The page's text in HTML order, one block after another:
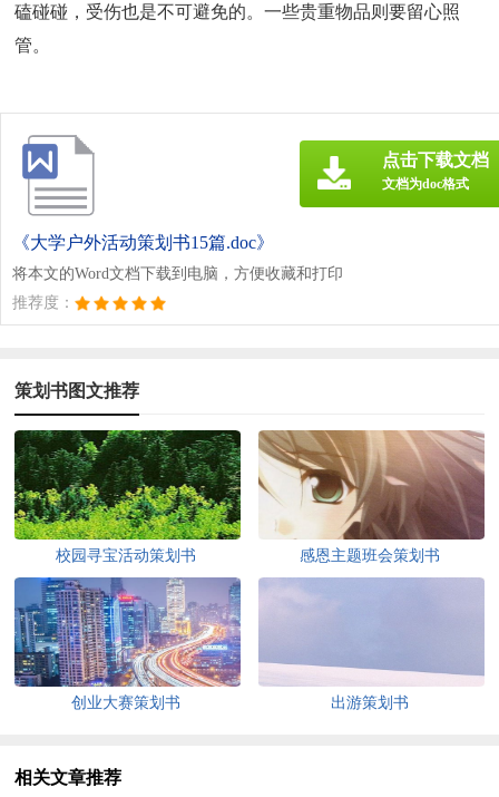
磕碰碰，受伤也是不可避免的。一些贵重物品则要留心照
管。
《大学户外活动策划书15篇.doc》
将本文的Word文档下载到电脑，方便收藏和打印
推荐度：
点击下载文档
文档为doc格式
策划书图文推荐
校园寻宝活动策划书 感恩主题班会策划书
创业大赛策划书 出游策划书
相关文章推荐